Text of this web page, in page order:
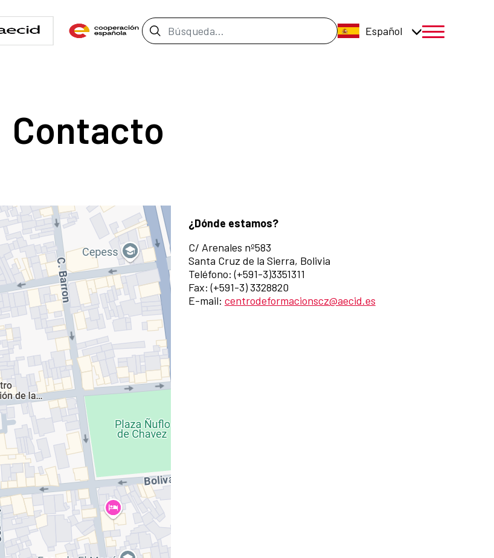
Barra de búsqueda Español
menú móvil
Contacto
¿Dónde estamos?
C/ Arenales nº583
Santa Cruz de la Sierra, Bolivia
Teléfono: (+591-3)3351311
Fax: (+591-3) 3328820
E-mail: centrodeformacionscz@aecid.es